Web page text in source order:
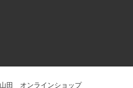
田 オンラインショップ